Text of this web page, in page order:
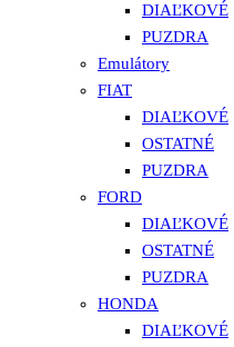
DIAĽKOVÉ
PUZDRA
Emulátory
FIAT
DIAĽKOVÉ
OSTATNÉ
PUZDRA
FORD
DIAĽKOVÉ
OSTATNÉ
PUZDRA
HONDA
DIAĽKOVÉ